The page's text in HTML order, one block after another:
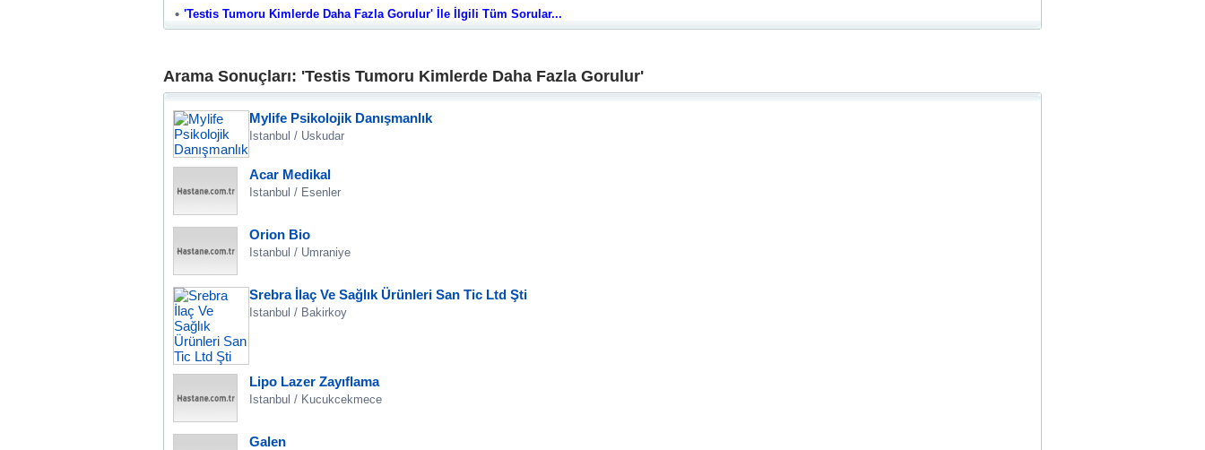
'Testis Tumoru Kimlerde Daha Fazla Gorulur' İle İlgili Tüm Sorular...
Arama Sonuçları: 'Testis Tumoru Kimlerde Daha Fazla Gorulur'
Mylife Psikolojik Danışmanlık
Istanbul / Uskudar
Acar Medikal
Istanbul / Esenler
Orion Bio
Istanbul / Umraniye
Srebra İlaç Ve Sağlık Ürünleri San Tic Ltd Şti
Istanbul / Bakirkoy
Lipo Lazer Zayıflama
Istanbul / Kucukcekmece
Galen